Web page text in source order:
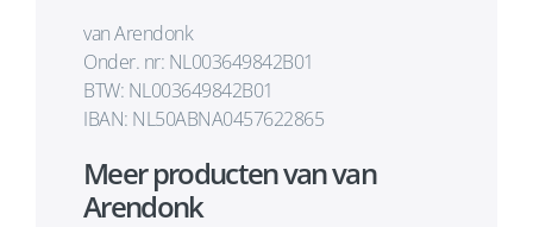
van Arendonk
Onder. nr: NL003649842B01
BTW: NL003649842B01
IBAN: NL50ABNA0457622865
Meer producten van van
Arendonk